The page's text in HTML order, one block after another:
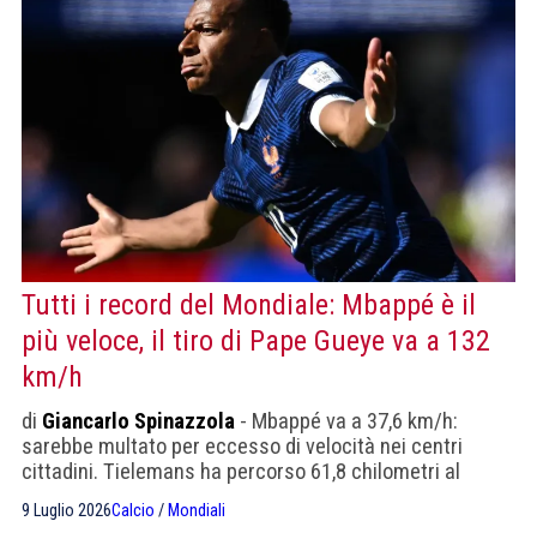
Tutti i record del Mondiale: Mbappé è il
più veloce, il tiro di Pape Gueye va a 132
km/h
di Giancarlo Spinazzola - Mbappé va a 37,6 km/h:
sarebbe multato per eccesso di velocità nei centri
cittadini. Tielemans ha percorso 61,8 chilometri al
9 Luglio 2026Calcio / Mondiali